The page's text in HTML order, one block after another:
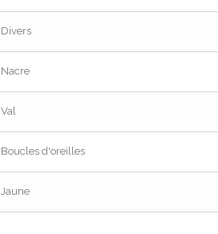
Divers
Nacre
Val
Boucles d'oreilles
Jaune